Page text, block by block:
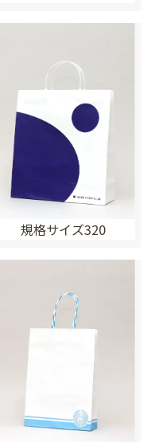
規格サイズ320